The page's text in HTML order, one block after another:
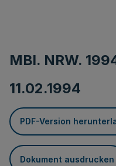
MBl. NRW.
11.02.1994
PDF-Version
Dokument ausdrucken